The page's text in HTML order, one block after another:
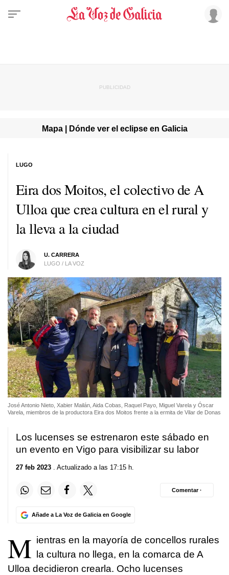
Mapa | Dónde ver el eclipse en Galicia
Eira dos Moitos, el colectivo de A
Ulloa que crea cultura en el rural y
la lleva a la ciudad
U. CARRERA
LUGO / LA VOZ
LUGO
José Antonio Nieto, Xabier Mailán, Aida Cobas, Raquel Payo, Miguel Varela y Óscar
Varela, miembros de la productora Eira dos Moitos frente a la ermita de Vilar de Donas
Los lucenses se estrenaron este sábado en
un evento en Vigo para visibilizar su labor
27 feb 2023 . Actualizado a las 17:15 h.
Añade a La Voz de Galicia en Google
Comentar ·
M ientras en la mayoría de concellos rurales
la cultura no llega, en la comarca de A
Ulloa decidieron crearla. Ocho lucenses